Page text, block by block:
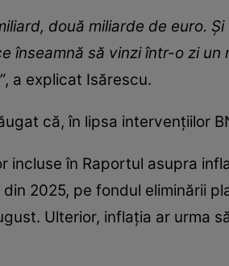
două miliarde de euro.
înseamnă să vinzi într-o zi
, a explicat Isărescu.
că, în lipsa intervențiilor
incluse în Raportul asupra
2025, pe fondul eliminării
Ulterior, inflația ar urma